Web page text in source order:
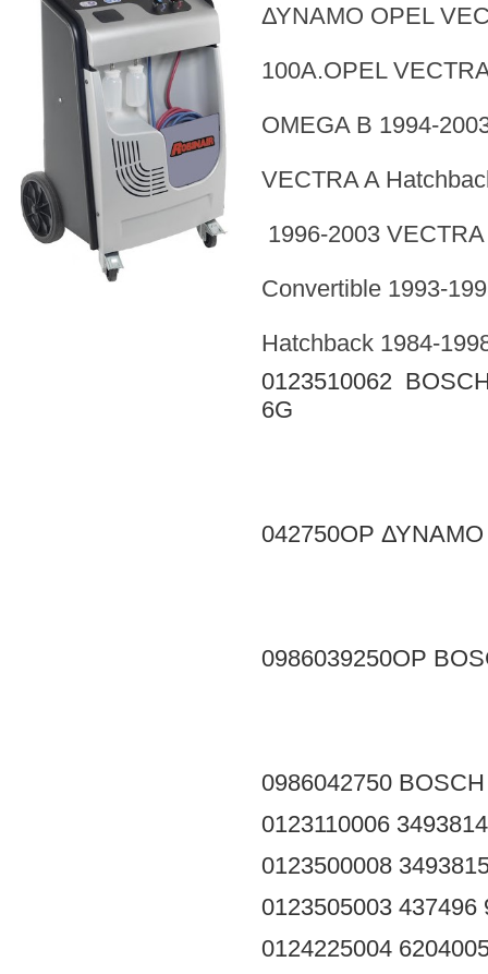
ΔΥΝΑΜΟ OPEL
100A.OPEL
OMEGA B 1994-
VECTRA A
1996-2003
Convertible 1993-
Hatchback 1984-
0123510062
6G
042750OP ΔΥΝΑΜΟ
0986039250OP
0986042750
0123110006 3493814
0123500008
0123505003 437496
0124225004